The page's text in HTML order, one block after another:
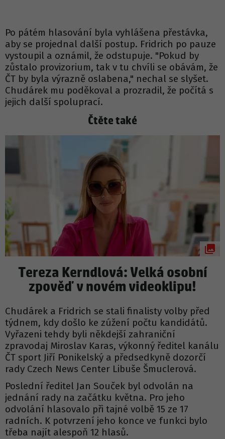
Po pátém hlasování byla vyhlášena přestávka,
aby se projednal další postup. Fridrich po pauze
vystoupil a oznámil, že odstupuje. "Pokud by
zůstalo provizorium, tak v tu chvíli se obávám, že
ČT by byla výrazně oslabena," nechal se slyšet.
Chudárek mu poděkoval a prozradil, že počítá s
jejich další spoluprací.
Čtěte také
Tereza Kerndlová: Velká osobní
zpověď v novém videoklipu!
Chudárek a Fridrich se stali finalisty volby před
týdnem, kdy došlo ke zúžení počtu kandidátů.
Vyřazeni tehdy byli někdejší zahraniční
zpravodaj Miroslav Karas, výkonný ředitel kanálu
ČT sport Jiří Ponikelský a předsedkyně dozorčí
rady Czech News Center Libuše Šmuclerová.
Poslední ředitel Jan Souček byl odvolán na
jednání rady na začátku května. Pro jeho
odvolání hlasovalo při tajné volbě 15 ze 17
radních. K potvrzení jeho konce ve funkci bylo
třeba najít alespoň 12 hlasů.